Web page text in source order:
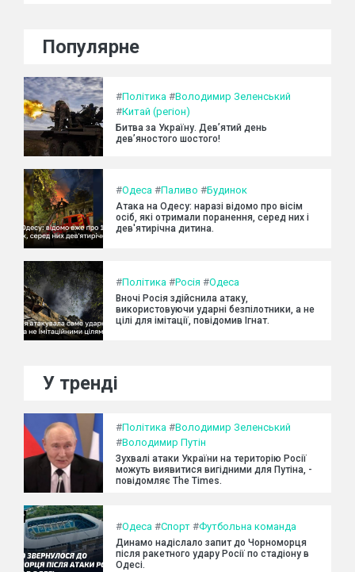
Популярне
#Політика #Володимир Зеленський
#Китай (регіон)
Битва за Україну. Дев’ятий день
дев’яностого шостого!
#Одеса #Паливо #Будинок
Атака на Одесу: наразі відомо про вісім
осіб, які отримали поранення, серед них і
дев'ятирічна дитина.
#Політика #Росія #Одеса
Вночі Росія здійснила атаку,
використовуючи ударні безпілотники, а не
цілі для імітації, повідомив Ігнат.
У тренді
#Політика #Володимир Зеленський
#Володимир Путін
Зухвалі атаки України на територію Росії
можуть виявитися вигідними для Путіна, -
повідомляє The Times.
#Одеса #Спорт #Футбольна команда
Динамо надіслало запит до Чорноморця
після ракетного удару Росії по стадіону в
Одесі.